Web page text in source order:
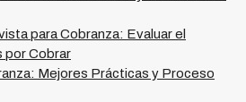
para Cobranza: Evaluar el
por Cobrar
Mejores Prácticas y Proceso